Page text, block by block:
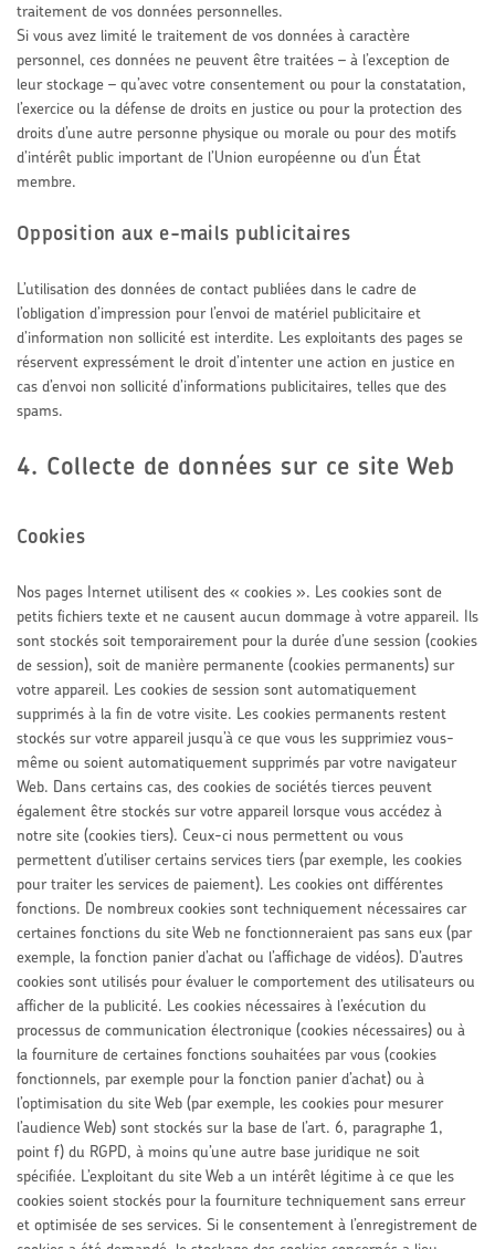
traitement de vos données personnelles.
Si vous avez limité le traitement de vos données à caractère
personnel, ces données ne peuvent être traitées – à l’exception de
leur stockage – qu’avec votre consentement ou pour la constatation,
l’exercice ou la défense de droits en justice ou pour la protection des
droits d’une autre personne physique ou morale ou pour des motifs
d’intérêt public important de l’Union européenne ou d’un État
membre.
Opposition aux e-mails publicitaires
L’utilisation des données de contact publiées dans le cadre de
l’obligation d’impression pour l’envoi de matériel publicitaire et
d’information non sollicité est interdite. Les exploitants des pages se
réservent expressément le droit d’intenter une action en justice en
cas d’envoi non sollicité d’informations publicitaires, telles que des
spams.
4. Collecte de données sur ce site Web
Cookies
Nos pages Internet utilisent des « cookies ». Les cookies sont de
petits fichiers texte et ne causent aucun dommage à votre appareil. Ils
sont stockés soit temporairement pour la durée d’une session (cookies
de session), soit de manière permanente (cookies permanents) sur
votre appareil. Les cookies de session sont automatiquement
supprimés à la fin de votre visite. Les cookies permanents restent
stockés sur votre appareil jusqu’à ce que vous les supprimiez vous-
même ou soient automatiquement supprimés par votre navigateur
Web. Dans certains cas, des cookies de sociétés tierces peuvent
également être stockés sur votre appareil lorsque vous accédez à
notre site (cookies tiers). Ceux-ci nous permettent ou vous
permettent d’utiliser certains services tiers (par exemple, les cookies
pour traiter les services de paiement). Les cookies ont différentes
fonctions. De nombreux cookies sont techniquement nécessaires car
certaines fonctions du site Web ne fonctionneraient pas sans eux (par
exemple, la fonction panier d’achat ou l’affichage de vidéos). D’autres
cookies sont utilisés pour évaluer le comportement des utilisateurs ou
afficher de la publicité. Les cookies nécessaires à l’exécution du
processus de communication électronique (cookies nécessaires) ou à
la fourniture de certaines fonctions souhaitées par vous (cookies
fonctionnels, par exemple pour la fonction panier d’achat) ou à
l’optimisation du site Web (par exemple, les cookies pour mesurer
l’audience Web) sont stockés sur la base de l’art. 6, paragraphe 1,
point f) du RGPD, à moins qu’une autre base juridique ne soit
spécifiée. L’exploitant du site Web a un intérêt légitime à ce que les
cookies soient stockés pour la fourniture techniquement sans erreur
et optimisée de ses services. Si le consentement à l’enregistrement de